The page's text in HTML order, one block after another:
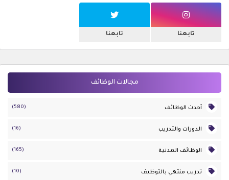
تابعنا تابعنا
مجالات الوظائف
أحدث الوظائف (580)
الدورات والتدريب (16)
الوظائف المدنية (165)
تدريب منتهي بالتوظيف (10)